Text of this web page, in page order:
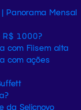
Panorama Mensal
R$ 1000?
com Fiisem alta
com ações
da Selicnovo